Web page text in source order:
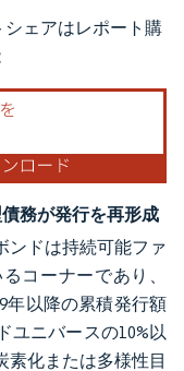
の表示が必要です。
ェアはレポート購
務が発行を再形成
ンドは持続可能ファ
コーナーであり、
年以降の累積発行額
ユニバースの10%以
素化または多様性目